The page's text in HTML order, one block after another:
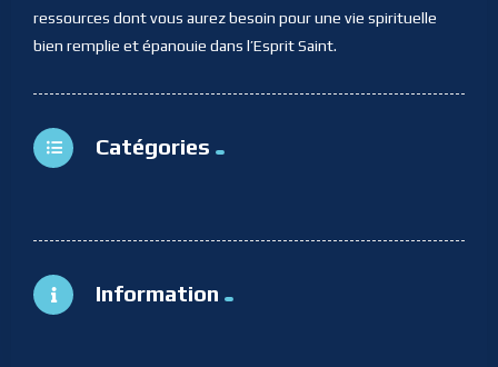
ressources dont vous aurez besoin pour une vie spirituelle
bien remplie et épanouie dans l’Esprit Saint.
Catégories
Information